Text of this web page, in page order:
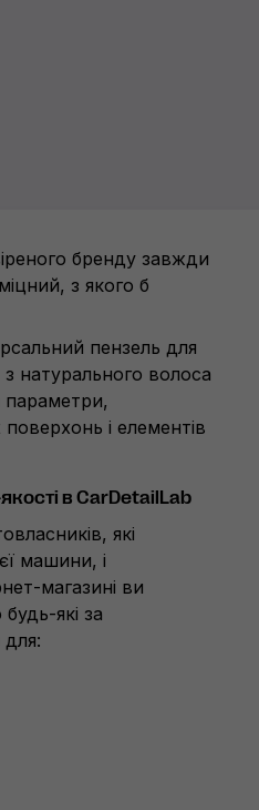
бренду завжди
з якого б
пензель для
натурального волоса
параметри,
і елементів
в CarDetailLab
які
машини, і
магазині ви
які за
для: